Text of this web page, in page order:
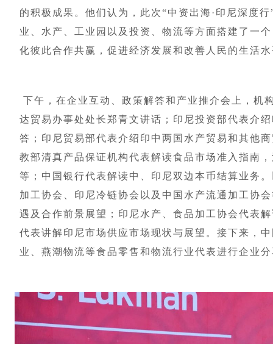
的积极成果。他们认为，此次“中资出海·印尼深度
业、水产、工业园以及投资、物流等方面搭建了一
化彼此合作共赢，促进经济发展和改善人民的生活
下午，在企业互动、政策解答和产业推介会上，机
达贸易办事处处长郑青文讲话；印尼投资部代表介
答；印尼贸易部代表介绍印中两国水产贸易和其他
教部清真产品保证机构代表解读食品市场准入指南
等；中国银行代表解读中、印尼双边本币结算业务
加工协会、印尼冷链协会以及中国水产流通加工协
遇及合作前景展望；印尼水产、食品加工协会代表
代表讲解印尼市场供应市场现状与展望。接下来，
业
、燕潮物流等食品零售和物流行业代表进行企业